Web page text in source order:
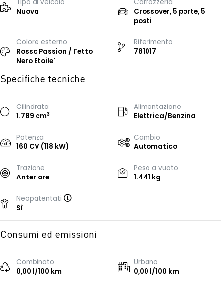
Tipo di veicolo
Nuova
Carrozzeria
Crossover, 5 porte, 5
posti
Colore esterno
Rosso Passion / Tetto
Nero Etoile'
Riferimento
781017
Specifiche tecniche
Cilindrata
1.789 cm3
Alimentazione
Elettrica/Benzina
Potenza
160 CV (118 kW)
Cambio
Automatico
Trazione
Anteriore
Peso a vuoto
1.441 kg
Neopatentati
Sì
Consumi ed emissioni
Combinato
0,00 l/100 km
Urbano
0,00 l/100 km